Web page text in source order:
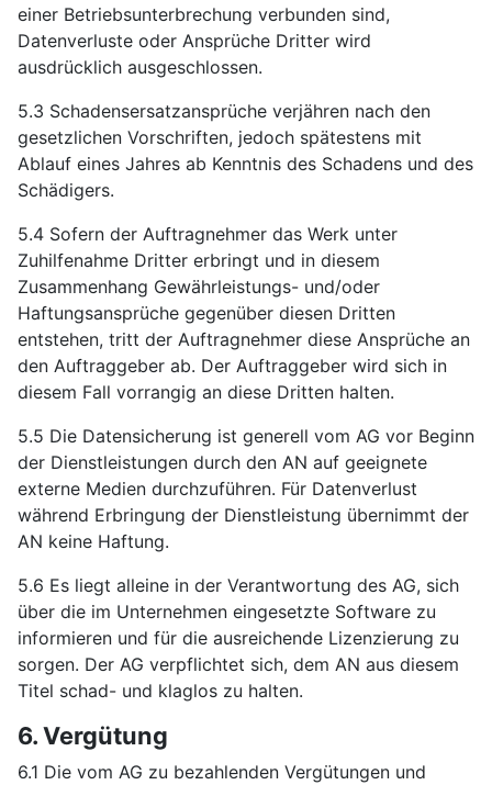
einer Betriebsunterbrechung verbunden sind,
Datenverluste oder Ansprüche Dritter wird
ausdrücklich ausgeschlossen.
5.3 Schadensersatzansprüche verjähren nach den
gesetzlichen Vorschriften, jedoch spätestens mit
Ablauf eines Jahres ab Kenntnis des Schadens und des
Schädigers.
5.4 Sofern der Auftragnehmer das Werk unter
Zuhilfenahme Dritter erbringt und in diesem
Zusammenhang Gewährleistungs- und/oder
Haftungsansprüche gegenüber diesen Dritten
entstehen, tritt der Auftragnehmer diese Ansprüche an
den Auftraggeber ab. Der Auftraggeber wird sich in
diesem Fall vorrangig an diese Dritten halten.
5.5 Die Datensicherung ist generell vom AG vor Beginn
der Dienstleistungen durch den AN auf geeignete
externe Medien durchzuführen. Für Datenverlust
während Erbringung der Dienstleistung übernimmt der
AN keine Haftung.
5.6 Es liegt alleine in der Verantwortung des AG, sich
über die im Unternehmen eingesetzte Software zu
informieren und für die ausreichende Lizenzierung zu
sorgen. Der AG verpflichtet sich, dem AN aus diesem
Titel schad- und klaglos zu halten.
6. Vergütung
6.1 Die vom AG zu bezahlenden Vergütungen und